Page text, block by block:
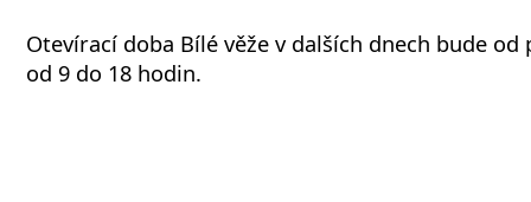
Otevírací doba Bílé věže v dalších dnech bude od
od 9 do 18 hodin.